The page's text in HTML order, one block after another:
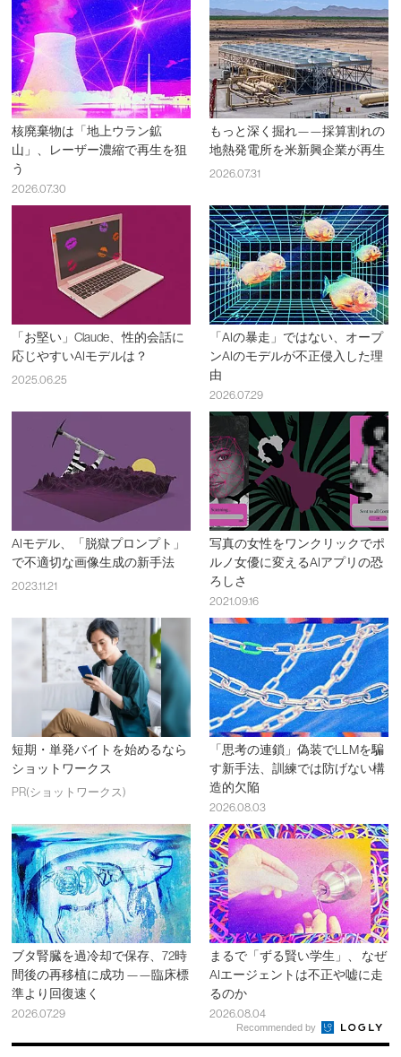
核廃棄物は「地上ウラン鉱
山」、レーザー濃縮で再生を狙
う
2026.07.30
もっと深く掘れ——採算割れの
地熱発電所を米新興企業が再生
2026.07.31
「お堅い」Claude、性的会話に
応じやすいAIモデルは？
2025.06.25
「AIの暴走」ではない、オープ
ンAIのモデルが不正侵入した理
由
2026.07.29
AIモデル、「脱獄プロンプト」
で不適切な画像生成の新手法
2023.11.21
写真の女性をワンクリックでポ
ルノ女優に変えるAIアプリの恐
ろしさ
2021.09.16
短期・単発バイトを始めるなら
ショットワークス
PR(ショットワークス)
「思考の連鎖」偽装でLLMを騙
す新手法、訓練では防げない構
造的欠陥
2026.08.03
ブタ腎臓を過冷却で保存、72時
間後の再移植に成功 ——臨床標
準より回復速く
2026.07.29
まるで「ずる賢い学生」、 なぜ
AIエージェントは不正や嘘に走
るのか
2026.08.04
Recommended by